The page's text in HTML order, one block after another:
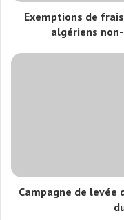
Exemptions de
algériens
Campagne de levée